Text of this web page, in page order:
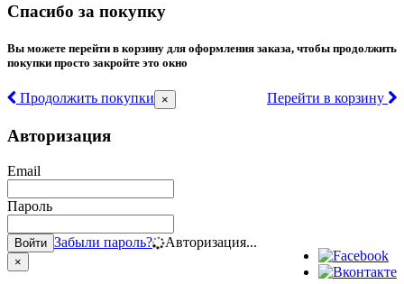
Спасибо за покупку
Вы можете перейти в корзину для оформления заказа, чтобы продолжить
покупки просто закройте это окно
Продолжить покупки Перейти в корзину
×
Авторизация
Email
Пароль
Войти Забыли пароль? Авторизация...
×